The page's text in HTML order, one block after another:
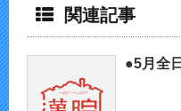
関連記事
●5月全